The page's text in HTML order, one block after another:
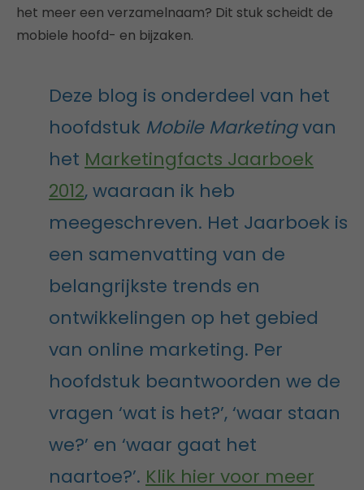
het meer een verzamelnaam? Dit stuk scheidt de
mobiele hoofd- en bijzaken.
Deze blog is onderdeel van het
hoofdstuk Mobile Marketingvan
het Marketingfacts Jaarboek
2012, waaraan ik heb
meegeschreven. Het Jaarboek is
een samenvatting van de
belangrijkste trends en
ontwikkelingen op het gebied
van online marketing. Per
hoofdstuk beantwoorden we de
vragen ‘wat is het?’, ‘waar staan
we?’ en ‘waar gaat het
naartoe?’. Klik hier voor meer